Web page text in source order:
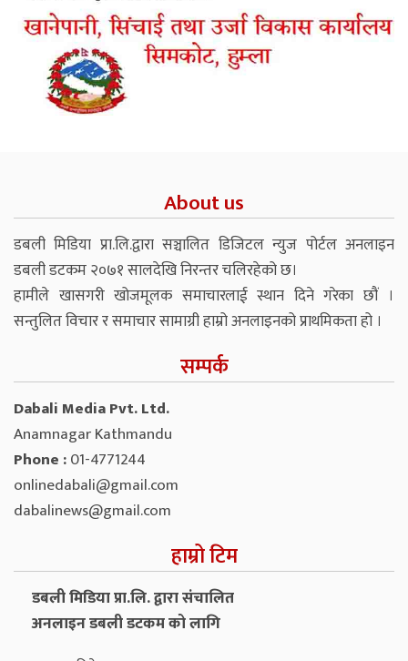
About us
डबली मिडिया प्रा.लि.द्वारा सञ्चालित डिजिटल न्युज पोर्टल अनलाइन
डबली डटकम २०७१ सालदेखि निरन्तर चलिरहेको छ।
हामीले खासगरी खोजमूलक समाचारलाई स्थान दिने गरेका छौं ।
सन्तुलित विचार र समाचार सामाग्री हाम्रो अनलाइनको प्राथमिकता हो ।
सम्पर्क
Dabali Media Pvt. Ltd.
Anamnagar Kathmandu
Phone :01-4771244
onlinedabali@gmail.com
dabalinews@gmail.com
हाम्रो टिम
डबली मिडिया प्रा.लि. द्वारा संचालित
अनलाइन डबली डटकम को लागि